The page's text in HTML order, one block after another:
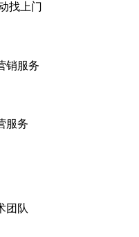
找上门
销服务
服务
团队